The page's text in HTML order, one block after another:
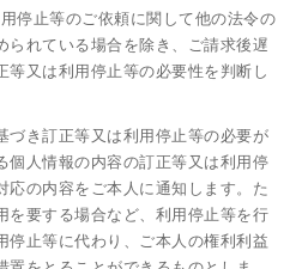
停止等のご依頼に関して他の法令の
られている場合を除き、ご請求後遅
等又は利用停止等の必要性を判断し
き訂正等又は利用停止等の必要が
個人情報の内容の訂正等又は利用停
応の内容をご本人に通知します。た
を要する場合など、利用停止等を行
停止等に代わり、ご本人の権利利益